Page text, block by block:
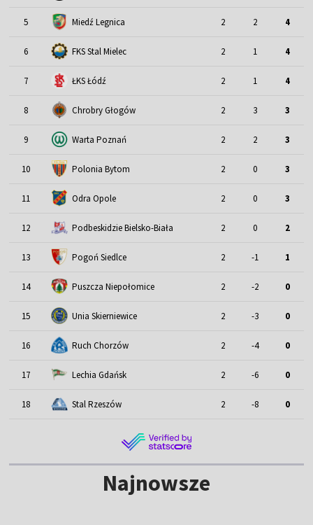
5 Miedź Legnica 2 2 4
6 FKS Stal Mielec 2 1 4
7 ŁKS Łódź 2 1 4
8 Chrobry Głogów 2 3 3
9 Warta Poznań 2 2 3
10 Polonia Bytom 2 0 3
11 Odra Opole 2 0 3
12 Podbeskidzie Bielsko-Biała 2 0 2
13 Pogoń Siedlce 2 -1 1
14 Puszcza Niepołomice 2 -2 0
15 Unia Skierniewice 2 -3 0
16 Ruch Chorzów 2 -4 0
17 Lechia Gdańsk 2 -6 0
18 Stal Rzeszów 2 -8 0
Najnowsze